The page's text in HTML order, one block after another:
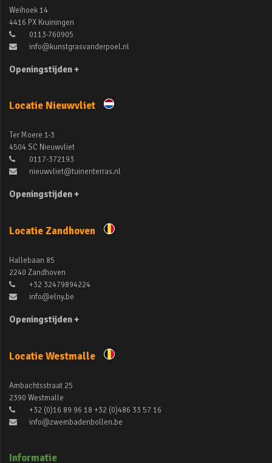
Weihoek 14
4416 PX Kruiningen
0113-760905
info@kunstgrasvanderpoel.nl
Openingstijden +
Locatie Nieuwvliet
Ter Moere 1-3
4504 SC Nieuwvliet
0117-372193
nieuwvliet@tuinenterras.nl
Openingstijden +
Locatie Zandhoven
Hallebaan 85
2240 Zandhoven
+32 32479894224
info@elny.be
Openingstijden +
Locatie Westmalle
Ambachtsstraat 25
2390 Westmalle
+32 (0)16 89 96 18 +32 (0)486 33 57 16
info@zwembadenbollen.be
Informatie